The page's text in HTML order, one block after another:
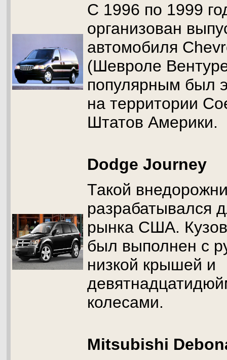
С 1996 по 1999
организован
автомобиля
(Шевроле
популярным был
на территории
Штатов Америки.
Dodge Journey
Такой
разрабатывался
рынка США.
был выполнен с
низкой крышей и
колесами.
Mitsubishi